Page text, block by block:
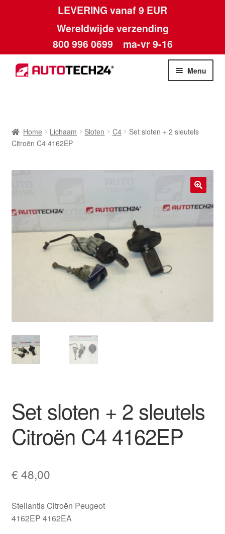
LEVERING vanaf 9 EUR
Wereldwijde verzending
800 996 0699 ma-vr 9-16
Ga
door
Ga
naar
Menu
Kassa
Klachtenprocedure
Mijn account
Over ons
Wereldwijde verzending
Winkelwagen
Home Lichaam Sloten C4
Set sloten + 2 sleutels
Citroën C4 4162EP
Set sloten + 2 sleutels
Citroën C4 4162EP
€ 48,00
Stellantis Citroën Peugeot
4162EP 4162EA